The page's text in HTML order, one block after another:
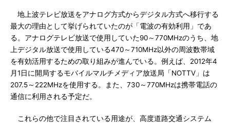
地上波テレビ放送をアナログ方式からデジタル方式へ移行する
最大の理由として挙げられていたのが「電波の有効利用」であ
る。アナログテレビ放送で使用していた90～770MHzのうち、地
上デジタル放送で使用している470～710MHz以外の周波数帯域
を有効活用するための取り組みが進んでいる。例えば、2012年4
月1日に開局するモバイルマルチメディア放送局「NOTTV」は
207.5～222MHzを使用する。また、730～770MHzは携帯電話の
通信に利用される予定だ。
これらの他で注目されている用途が、高度道路交通システム